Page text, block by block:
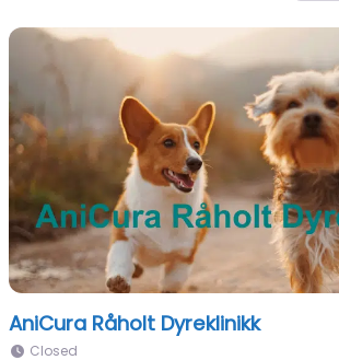
AniCura Råholt Dyreklinikk
Closed